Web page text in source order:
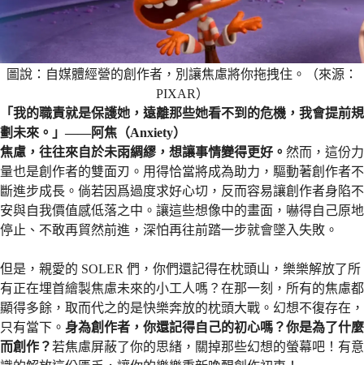
圖說：自媒體經營的創作者，別讓焦慮將你拖拽住。（來源：
PIXAR）
「我的職責就是保護她，遠離那些她看不到的危機，我會提前規
劃未來。」——阿焦（Anxiety）
焦慮，往往來自於未雨綢繆，想讓事情變得更好。 然而，這份力
量也是創作者的雙面刃。用得恰當將成為助力，驅動著創作者不
斷進步成長。倘若因爲過度求好心切，反而容易讓創作者身陷不
安與自我價值感低落之中。讓這些想像中的畫面，嚇得自己原地
停止、不敢再貿然前進，深怕再往前踏一步就會墜入失敗。
但是，親愛的 SOLER 們，你們還記得在枕頭山，樂樂解放了所
有正在埋首繪製焦慮未來的小工人嗎？在那一刻，所有的焦慮都
顯得多餘，取而代之的是快樂奔放的枕頭大戰。幻想不復存在，
只有當下。 身為創作者，你還記得自己的初心嗎？你是為了什麼
而創作？若焦慮屏蔽了你的思緒，關掉那些幻想的螢幕吧！有意